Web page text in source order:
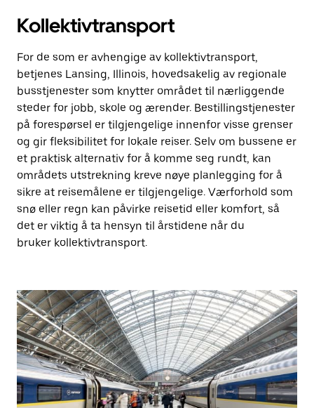
Kollektivtransport
For de som er avhengige av kollektivtransport,
betjenes Lansing, Illinois, hovedsakelig av regionale
busstjenester som knytter området til nærliggende
steder for jobb, skole og ærender. Bestillingstjenester
på forespørsel er tilgjengelige innenfor visse grenser
og gir fleksibilitet for lokale reiser. Selv om bussene er
et praktisk alternativ for å komme seg rundt, kan
områdets utstrekning kreve nøye planlegging for å
sikre at reisemålene er tilgjengelige. Værforhold som
snø eller regn kan påvirke reisetid eller komfort, så
det er viktig å ta hensyn til årstidene når du
bruker kollektivtransport.